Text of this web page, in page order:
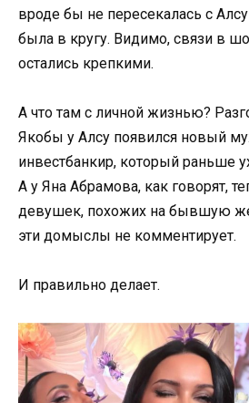
вроде бы не пересекалась с
была в кругу. Видимо, связи в
остались крепкими.
А что там с личной жизнью?
Якобы у Алсу появился новый
инвестбанкир, который раньше
А у Яна Абрамова, как говорят,
девушек, похожих на бывшую
эти домыслы не комментирует.
И правильно делает.